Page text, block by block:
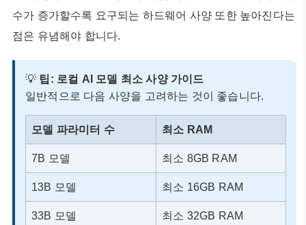
수가 증가할수록 요구되는 하드웨어 사양 또한 높아진다는
점은 유념해야 합니다.
💡 팁: 로컬 AI 모델 최소 사양 가이드
일반적으로 다음 사양을 고려하는 것이 좋습니다.
모델 파라미터 수 최소 RAM
7B 모델 최소 8GB RAM
13B 모델 최소 16GB RAM
33B 모델 최소 32GB RAM